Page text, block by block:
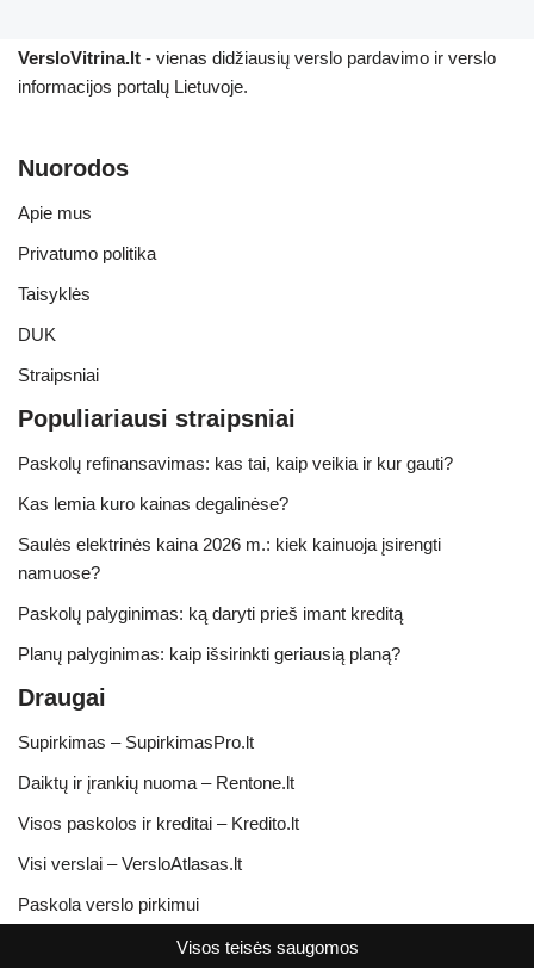
VersloVitrina.lt - vienas didžiausių verslo pardavimo ir verslo
informacijos portalų Lietuvoje.
Nuorodos
Apie mus
Privatumo politika
Taisyklės
DUK
Straipsniai
Populiariausi straipsniai
Paskolų refinansavimas: kas tai, kaip veikia ir kur gauti?
Kas lemia kuro kainas degalinėse?
Saulės elektrinės kaina 2026 m.: kiek kainuoja įsirengti
namuose?
Paskolų palyginimas: ką daryti prieš imant kreditą
Planų palyginimas: kaip išsirinkti geriausią planą?
Draugai
Supirkimas – SupirkimasPro.lt
Daiktų ir įrankių nuoma – Rentone.lt
Visos paskolos ir kreditai – Kredito.lt
Visi verslai – VersloAtlasas.lt
Paskola verslo pirkimui
Visos teisės saugomos